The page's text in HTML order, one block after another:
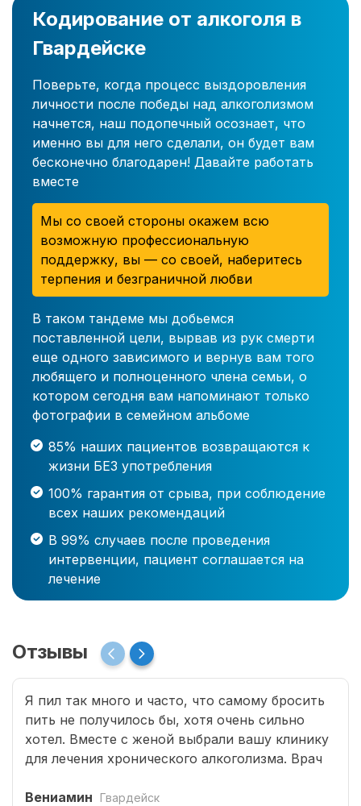
Кодирование от алкоголя в
Гвардейске
Поверьте, когда процесс выздоровления
личности после победы над алкоголизмом
начнется, наш подопечный осознает, что
именно вы для него сделали, он будет вам
бесконечно благодарен! Давайте работать
вместе
Мы со своей стороны окажем всю
возможную профессиональную
поддержку, вы — со своей, наберитесь
терпения и безграничной любви
В таком тандеме мы добьемся
поставленной цели, вырвав из рук смерти
еще одного зависимого и вернув вам того
любящего и полноценного члена семьи, о
котором сегодня вам напоминают только
фотографии в семейном альбоме
85% наших пациентов возвращаются к
жизни БЕЗ употребления
100% гарантия от срыва, при соблюдение
всех наших рекомендаций
В 99% случаев после проведения
интервенции, пациент соглашается на
лечение
Отзывы
Я пил так много и часто, что самому бросить
пить не получилось бы, хотя очень сильно
хотел. Вместе с женой выбрали вашу клинику
для лечения хронического алкоголизма. Врач
сроком на три года. Вшивание препаратов
Вениамин Гвардейск